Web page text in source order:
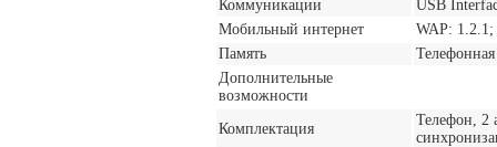
Коммуникации
USB
Мобильный интернет
WAP: 1.2.1;
Память
Дополнительные
возможности
Комплектация
Телефон, 2